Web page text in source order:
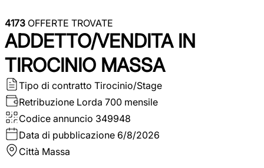
4173 OFFERTE TROVATE
ADDETTO/VENDITA IN
TIROCINIO MASSA
Tipo di contratto Tirocinio/Stage
Retribuzione Lorda 700 mensile
Codice annuncio 349948
Data di pubblicazione 6/8/2026
Città Massa